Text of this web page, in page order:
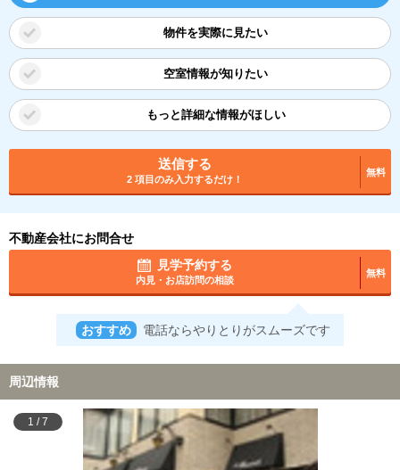
物件を実際に見たい
空室情報が知りたい
もっと詳細な情報がほしい
送信する
2 項目のみ入力するだけ！
無料
不動産会社にお問合せ
見学予約する
内見・お店訪問の相談
無料
おすすめ 電話ならやりとりがスムーズです
周辺情報
1 /7